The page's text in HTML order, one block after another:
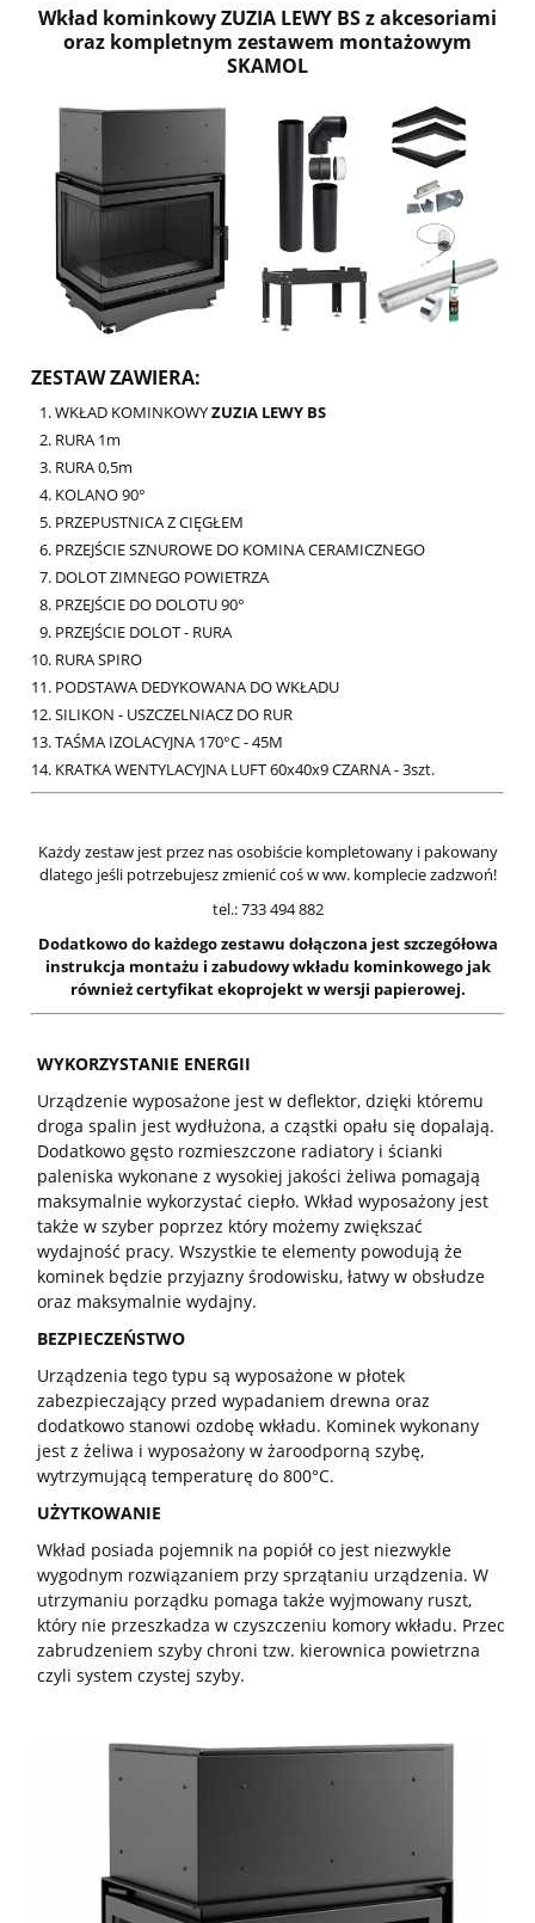
Wkład kominkowy ZUZIA LEWY BS z akcesoriami
oraz kompletnym zestawem montażowym
SKAMOL
ZESTAW ZAWIERA:
WKŁAD KOMINKOWYZUZIA LEWY BS
RURA 1m
RURA 0,5m
KOLANO 90°
PRZEPUSTNICA Z CIĘGŁEM
PRZEJŚCIE SZNUROWE DO KOMINA CERAMICZNEGO
DOLOT ZIMNEGO POWIETRZA
PRZEJŚCIE DO DOLOTU 90°
PRZEJŚCIE DOLOT - RURA
RURA SPIRO
PODSTAWA DEDYKOWANA DO WKŁADU
SILIKON - USZCZELNIACZ DO RUR
TAŚMA IZOLACYJNA 170°C - 45M
KRATKA WENTYLACYJNA LUFT 60x40x9 CZARNA - 3szt.
Każdy zestaw jest przez nas osobiście kompletowany i pakowany
dlatego jeśli potrzebujesz zmienić coś w ww. komplecie zadzwoń!
tel.: 733 494 882
Dodatkowo do każdego zestawu dołączona jest szczegółowa
instrukcja montażu i zabudowy wkładu kominkowego jak
również certyfikat ekoprojekt w wersji papierowej.
WYKORZYSTANIE ENERGII
Urządzenie wyposażone jest w deflektor, dzięki któremu
droga spalin jest wydłużona, a cząstki opału się dopalają.
Dodatkowo gęsto rozmieszczone radiatory i ścianki
paleniska wykonane z wysokiej jakości żeliwa pomagają
maksymalnie wykorzystać ciepło. Wkład wyposażony jest
także w szyber poprzez który możemy zwiększać
wydajność pracy. Wszystkie te elementy powodują że
kominek będzie przyjazny środowisku, łatwy w obsłudze
oraz maksymalnie wydajny.
BEZPIECZEŃSTWO
Urządzenia tego typu są wyposażone w płotek
zabezpieczający przed wypadaniem drewna oraz
dodatkowo stanowi ozdobę wkładu. Kominek wykonany
jest z żeliwa i wyposażony w żaroodporną szybę,
wytrzymującą temperaturę do 800°C.
UŻYTKOWANIE
Wkład posiada pojemnik na popiół co jest niezwykle
wygodnym rozwiązaniem przy sprzątaniu urządzenia. W
utrzymaniu porządku pomaga także wyjmowany ruszt,
który nie przeszkadza w czyszczeniu komory wkładu. Przed
zabrudzeniem szyby chroni tzw. kierownica powietrzna
czyli system czystej szyby.